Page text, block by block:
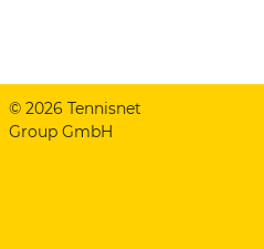
© 2026 Tennisnet
Group GmbH